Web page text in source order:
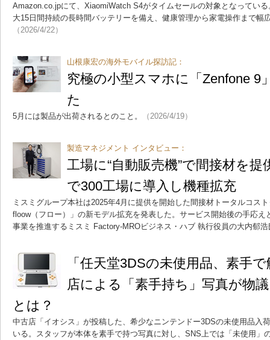
Amazon.co.jpにて、XiaomiWatch S4がタイムセールの対象となってい
大15日間持続の長時間バッテリーを備え、健康管理から家電操作まで幅
（2026/4/22）
山根康宏の海外モバイル探訪記：
究極の小型スマホに「Zenfone 9
た
5月には製品が出荷されるとのこと。 （2026/4/19）
製造マネジメント インタビュー：
工場に“自動販売機”で間接材を
で300工場に導入し機種拡充
ミスミグループ本社は2025年4月に提供を開始した間接材トータルコス
floow（フロー）」の新モデル拡充を発表した。サービス開始後の手応
事業を推進するミスミ Factory-MROビジネス・ハブ 執行役員の大内郁
「任天堂3DSの未使用品、素手
店による「素手持ち」写真が物
とは？
中古店「イオシス」が投稿した、希少なニンテンドー3DSの未使用品入
いる。スタッフが本体を素手で持つ写真に対し、SNS上では「未使用」